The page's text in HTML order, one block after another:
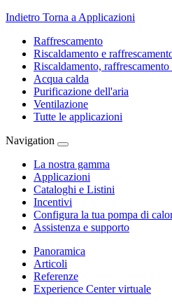
Indietro Torna a Applicazioni
Raffrescamento
Riscaldamento e
Riscaldamento, raffrescamento
Acqua calda
Purificazione dell'aria
Ventilazione
Tutte le applicazioni
Navigation
La nostra gamma
Applicazioni
Cataloghi e Listini
Incentivi
Configura la tua pompa di
Assistenza e supporto
Panoramica
Articoli
Referenze
Experience Center virtuale